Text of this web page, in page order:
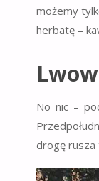
możemy
herbatę –
No nic –
drogę rusza